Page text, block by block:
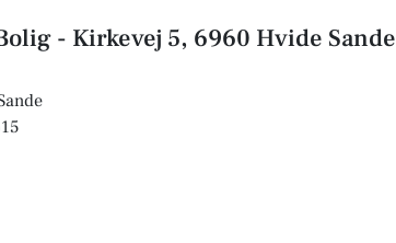
- Kirkevej 5, 6960 Hvide Sande